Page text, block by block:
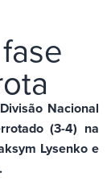
Nacional
(3-4) na
Lysenko e